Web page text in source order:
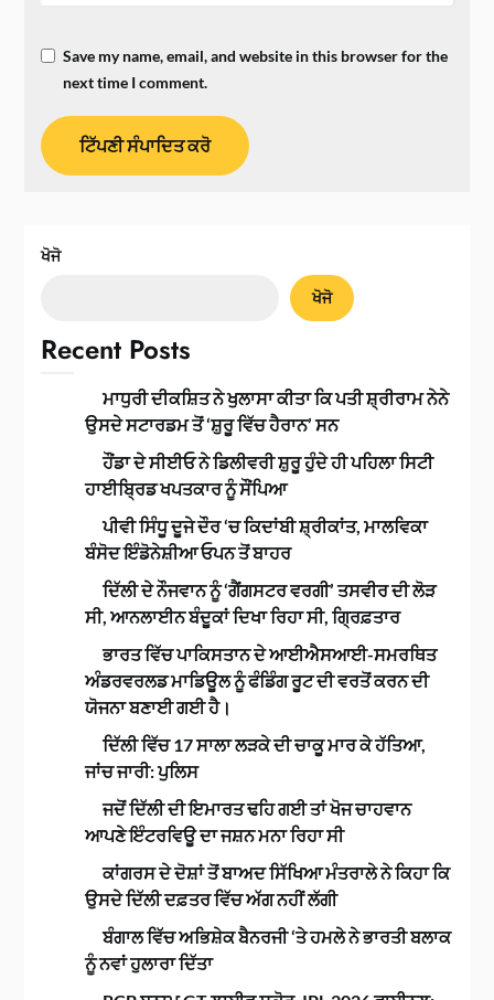
Save my name, email, and website in this browser for the
next time I comment.
ਖੋਜੋ
ਖੋਜੋ
Recent Posts
ਮਾਧੁਰੀ ਦੀਕਸ਼ਿਤ ਨੇ ਖੁਲਾਸਾ ਕੀਤਾ ਕਿ ਪਤੀ ਸ਼੍ਰੀਰਾਮ ਨੇਨੇ
ਉਸਦੇ ਸਟਾਰਡਮ ਤੋਂ ‘ਸ਼ੁਰੂ ਵਿੱਚ ਹੈਰਾਨ’ ਸਨ
ਹੌਂਡਾ ਦੇ ਸੀਈਓ ਨੇ ਡਿਲੀਵਰੀ ਸ਼ੁਰੂ ਹੁੰਦੇ ਹੀ ਪਹਿਲਾ ਸਿਟੀ
ਹਾਈਬ੍ਰਿਡ ਖਪਤਕਾਰ ਨੂੰ ਸੌਂਪਿਆ
ਪੀਵੀ ਸਿੰਧੂ ਦੂਜੇ ਦੌਰ ‘ਚ ਕਿਦਾਂਬੀ ਸ਼੍ਰੀਕਾਂਤ, ਮਾਲਵਿਕਾ
ਬੰਸੋਦ ਇੰਡੋਨੇਸ਼ੀਆ ਓਪਨ ਤੋਂ ਬਾਹਰ
ਦਿੱਲੀ ਦੇ ਨੌਜਵਾਨ ਨੂੰ ‘ਗੈਂਗਸਟਰ ਵਰਗੀ’ ਤਸਵੀਰ ਦੀ ਲੋੜ
ਸੀ, ਆਨਲਾਈਨ ਬੰਦੂਕਾਂ ਦਿਖਾ ਰਿਹਾ ਸੀ, ਗ੍ਰਿਫ਼ਤਾਰ
ਭਾਰਤ ਵਿੱਚ ਪਾਕਿਸਤਾਨ ਦੇ ਆਈਐਸਆਈ-ਸਮਰਥਿਤ
ਅੰਡਰਵਰਲਡ ਮਾਡਿਊਲ ਨੂੰ ਫੰਡਿੰਗ ਰੂਟ ਦੀ ਵਰਤੋਂ ਕਰਨ ਦੀ
ਯੋਜਨਾ ਬਣਾਈ ਗਈ ਹੈ।
ਦਿੱਲੀ ਵਿੱਚ 17 ਸਾਲਾ ਲੜਕੇ ਦੀ ਚਾਕੂ ਮਾਰ ਕੇ ਹੱਤਿਆ,
ਜਾਂਚ ਜਾਰੀ: ਪੁਲਿਸ
ਜਦੋਂ ਦਿੱਲੀ ਦੀ ਇਮਾਰਤ ਢਹਿ ਗਈ ਤਾਂ ਖੋਜ ਚਾਹਵਾਨ
ਆਪਣੇ ਇੰਟਰਵਿਊ ਦਾ ਜਸ਼ਨ ਮਨਾ ਰਿਹਾ ਸੀ
ਕਾਂਗਰਸ ਦੇ ਦੋਸ਼ਾਂ ਤੋਂ ਬਾਅਦ ਸਿੱਖਿਆ ਮੰਤਰਾਲੇ ਨੇ ਕਿਹਾ ਕਿ
ਉਸਦੇ ਦਿੱਲੀ ਦਫ਼ਤਰ ਵਿੱਚ ਅੱਗ ਨਹੀਂ ਲੱਗੀ
ਬੰਗਾਲ ਵਿੱਚ ਅਭਿਸ਼ੇਕ ਬੈਨਰਜੀ ‘ਤੇ ਹਮਲੇ ਨੇ ਭਾਰਤੀ ਬਲਾਕ
ਨੂੰ ਨਵਾਂ ਹੁਲਾਰਾ ਦਿੱਤਾ